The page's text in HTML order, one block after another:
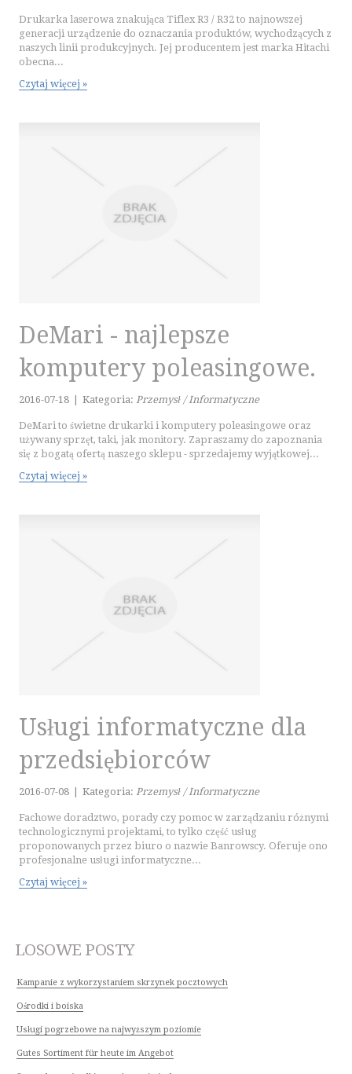
Drukarka laserowa znakująca Tiflex R3 / R32 to najnowszej
generacji urządzenie do oznaczania produktów, wychodzących z
naszych linii produkcyjnych. Jej producentem jest marka Hitachi
obecna...
Czytaj więcej »
DeMari - najlepsze
komputery poleasingowe.
2016-07-18 Kategoria: Przemysł / Informatyczne
DeMari to świetne drukarki i komputery poleasingowe oraz
używany sprzęt, taki, jak monitory. Zapraszamy do zapoznania
się z bogatą ofertą naszego sklepu - sprzedajemy wyjątkowej...
Czytaj więcej »
Usługi informatyczne dla
przedsiębiorców
2016-07-08 Kategoria: Przemysł / Informatyczne
Fachowe doradztwo, porady czy pomoc w zarządzaniu różnymi
technologicznymi projektami, to tylko część usług
proponowanych przez biuro o nazwie Banrowscy. Oferuje ono
profesjonalne usługi informatyczne...
Czytaj więcej »
LOSOWE POSTY
Kampanie z wykorzystaniem skrzynek pocztowych
Ośrodki i boiska
Usługi pogrzebowe na najwyższym poziomie
Gutes Sortiment für heute im Angebot